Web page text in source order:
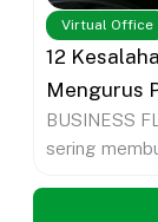
Virtual Office
12
Mengurus
BUSINESS
sering